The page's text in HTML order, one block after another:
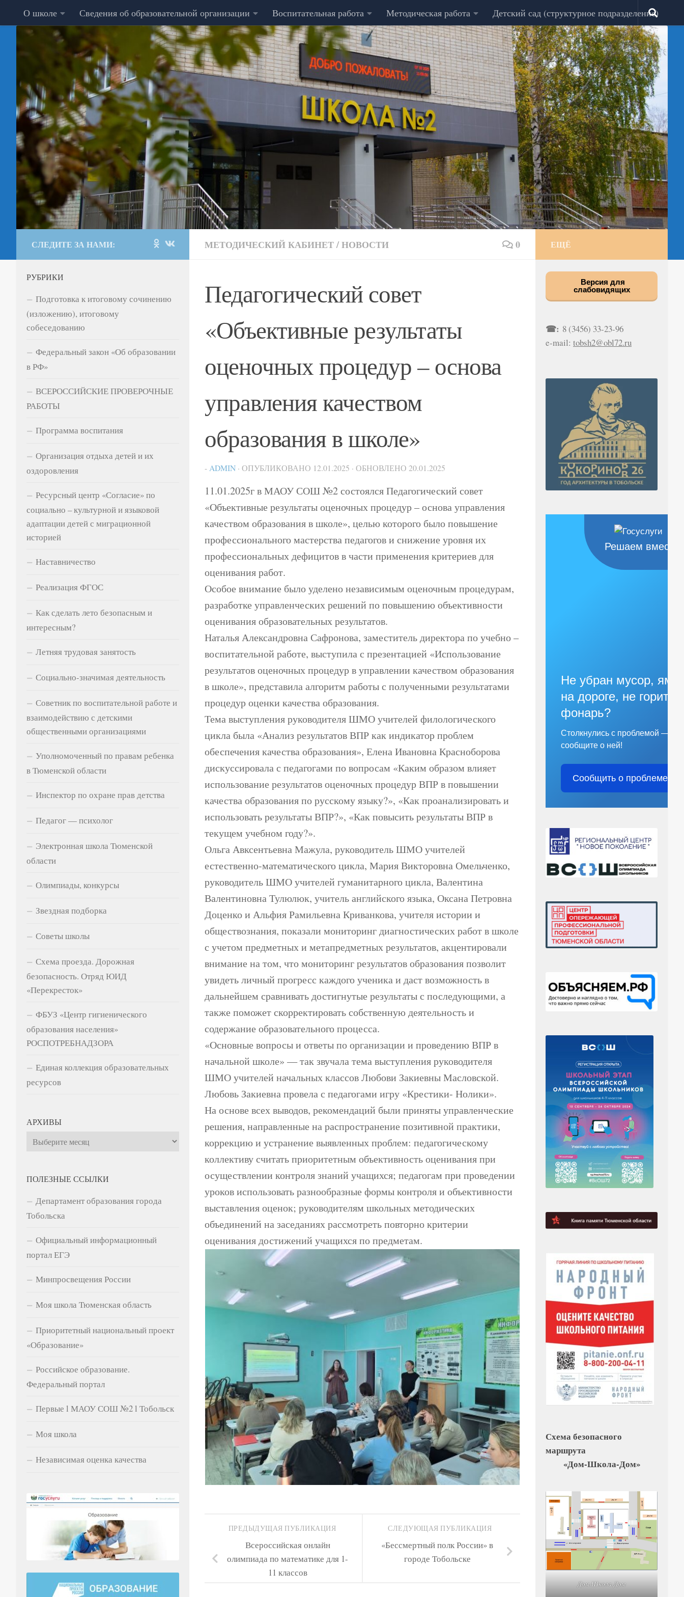
Перейти к содержимому
О школе Сведения об образовательной организации Воспитательная работа Методическая работа Детский сад (структурное подразделение)
МЕТОДИЧЕСКИЙ КАБИНЕТ/НОВОСТИ 0
Педагогический совет
«Объективные результаты
оценочных процедур – основа
управления качеством
образования в школе»
- ADMIN · ОПУБЛИКОВАНО 12.01.2025 · ОБНОВЛЕНО 20.01.2025
11.01.2025г в МАОУ СОШ №2 состоялся Педагогический совет
«Объективные результаты оценочных процедур – основа управления
качеством образования в школе», целью которого было повышение
профессионального мастерства педагогов и снижение уровня их
профессиональных дефицитов в части применения критериев для
оценивания работ.
Особое внимание было уделено независимым оценочным процедурам,
разработке управленческих решений по повышению объективности
оценивания образовательных результатов.
Наталья Александровна Сафронова, заместитель директора по учебно –
воспитательной работе, выступила с презентацией «Использование
результатов оценочных процедур в управлении качеством образования
в школе», представила алгоритм работы с полученными результатами
процедур оценки качества образования.
Тема выступления руководителя ШМО учителей филологического
цикла была «Анализ результатов ВПР как индикатор проблем
обеспечения качества образования», Елена Ивановна Красноборова
дискуссировала с педагогами по вопросам «Каким образом влияет
использование результатов оценочных процедур ВПР в повышении
качества образования по русскому языку?», «Как проанализировать и
использовать результаты ВПР?», «Как повысить результаты ВПР в
текущем учебном году?».
Ольга Авксентьевна Мажула, руководитель ШМО учителей
естественно-математического цикла, Мария Викторовна Омельченко,
руководитель ШМО учителей гуманитарного цикла, Валентина
Валентиновна Тулюлюк, учитель английского языка, Оксана Петровна
Доценко и Альфия Рамильевна Криванкова, учителя истории и
обществознания, показали мониторинг диагностических работ в школе
с учетом предметных и метапредметных результатов, акцентировали
внимание на том, что мониторинг результатов образования позволит
увидеть личный прогресс каждого ученика и даст возможность в
дальнейшем сравнивать достигнутые результаты с последующими, а
также поможет скорректировать собственную деятельность и
содержание образовательного процесса.
«Основные вопросы и ответы по организации и проведению ВПР в
начальной школе» — так звучала тема выступления руководителя
ШМО учителей начальных классов Любови Закиевны Масловской.
Любовь Закиевна провела с педагогами игру «Крестики- Нолики».
На основе всех выводов, рекомендаций были приняты управленческие
решения, направленные на распространение позитивной практики,
коррекцию и устранение выявленных проблем: педагогическому
коллективу считать приоритетным объективность оценивания при
осуществлении контроля знаний учащихся; педагогам при проведении
уроков использовать разнообразные формы контроля и объективности
выставления оценок; руководителям школьных методических
объединений на заседаниях рассмотреть повторно критерии
оценивания достижений учащихся по предметам.
СЛЕДУЮЩАЯ ПУБЛИКАЦИЯ
«Бессмертный полк России» в
городе Тобольске
ПРЕДЫДУЩАЯ ПУБЛИКАЦИЯ
Всероссийская онлайн
олимпиада по математике для 1-
11 классов
СЛЕДИТЕ ЗА НАМИ:
РУБРИКИ
Подготовка к итоговому сочинению
(изложению), итоговому
собеседованию
Федеральный закон «Об образовании
в РФ»
ВСЕРОССИЙСКИЕ ПРОВЕРОЧНЫЕ
РАБОТЫ
Программа воспитания
Организация отдыха детей и их
оздоровления
Ресурсный центр «Согласие» по
социально – культурной и языковой
адаптации детей с миграционной
историей
Наставничество
Реализация ФГОС
Как сделать лето безопасным и
интересным?
Летняя трудовая занятость
Социально-значимая деятельность
Советник по воспитательной работе и
взаимодействию с детскими
общественными организациями
Уполномоченный по правам ребенка
в Тюменской области
Инспектор по охране прав детства
Педагог — психолог
Электронная школа Тюменской
области
Олимпиады, конкурсы
Звездная подборка
Советы школы
Схема проезда. Дорожная
безопасность. Отряд ЮИД
«Перекресток»
ФБУЗ «Центр гигиенического
образования населения»
РОСПОТРЕБНАДЗОРА
Единая коллекция образовательных
ресурсов
АРХИВЫ
Архивы
ПОЛЕЗНЫЕ ССЫЛКИ
Департамент образования города
Тобольска
Официальный информационный
портал ЕГЭ
Минпросвещения России
Моя школа Тюменская область
Приоритетный национальный проект
«Образование»
Российское образование.
Федеральный портал
Первые l МАОУ СОШ №2 l Тобольск
Моя школа
Независимая оценка качества
ЕЩЁ
Версия для
слабовидящих
☎: 8 (3456) 33-23-96
e-mail: tobsh2@obl72.ru
Решаем вместе
Не убран мусор, яма
на дороге, не горит
фонарь?
Столкнулись с проблемой —
сообщите о ней!
Сообщить о проблеме
Схема безопасного
маршрута
«Дом-Школа-Дом»
Дом-Школа-Дом